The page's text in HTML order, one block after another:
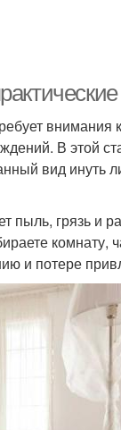
В этой
вид инуть
пыль, грязь и
комнату,
и потере